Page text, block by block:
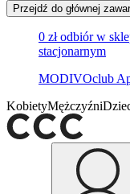
Przejdź do głównej
0 zł odbiór w
stacjonarnym
MODIVOclub
KobietyMężczyźni